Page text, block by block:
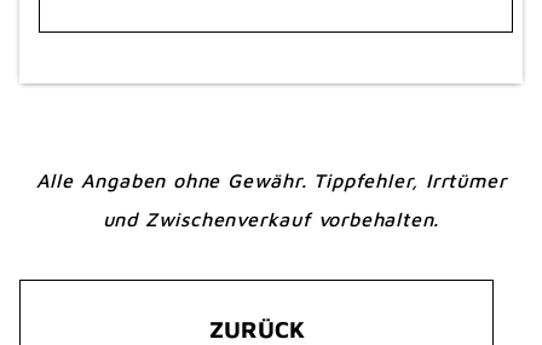
Alle Angaben ohne Gewähr. Tippfehler, Irrtümer
und Zwischenverkauf vorbehalten.
ZURÜCK